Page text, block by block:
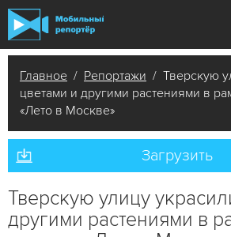
Главное / Репортажи / Тверскую
цветами и другими растениями в
«Лето в Москве»
Загрузить
Тверскую улицу
другими растениями в